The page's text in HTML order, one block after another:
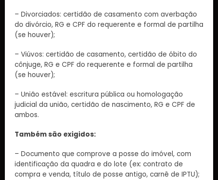
– Divorciados: certidão de casamento com averbação
do divórcio, RG e CPF do requerente e formal de partilha
(se houver);
– Viúvos: certidão de casamento, certidão de óbito do
cônjuge, RG e CPF do requerente e formal de partilha
(se houver);
– União estável: escritura pública ou homologação
judicial da união, certidão de nascimento, RG e CPF de
ambos.
Também são exigidos:
– Documento que comprove a posse do imóvel, com
identificação da quadra e do lote (ex: contrato de
compra e venda, título de posse antigo, carnê de IPTU);